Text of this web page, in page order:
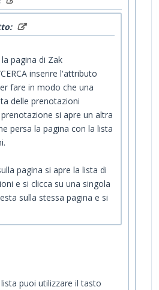
pagina di Zak
inserire l'attributo
fare in modo che una
delle prenotazioni
si apre un altra
persa la pagina con la lista
pagina si apre la lista di
e si clicca su una singola
sulla stessa pagina e si
puoi utilizzare il tasto